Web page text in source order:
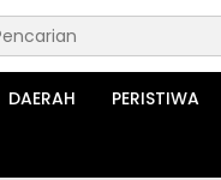
DAERAH PERISTIWA